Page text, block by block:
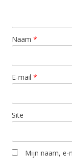
Naam *
E-mail *
Site
Mijn naam, e-